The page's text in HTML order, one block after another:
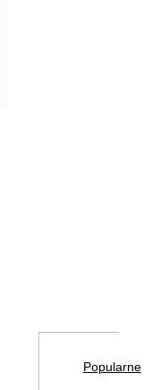
Popularne